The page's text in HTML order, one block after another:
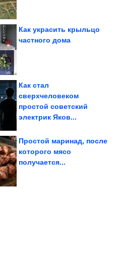
Как украсить крыльцо
частного дома
Душевные фотографии
Как стал
сверхчеловеком
простой советский
электрик Яков...
времён СССР
Простой маринад, после
которого мясо
получается...